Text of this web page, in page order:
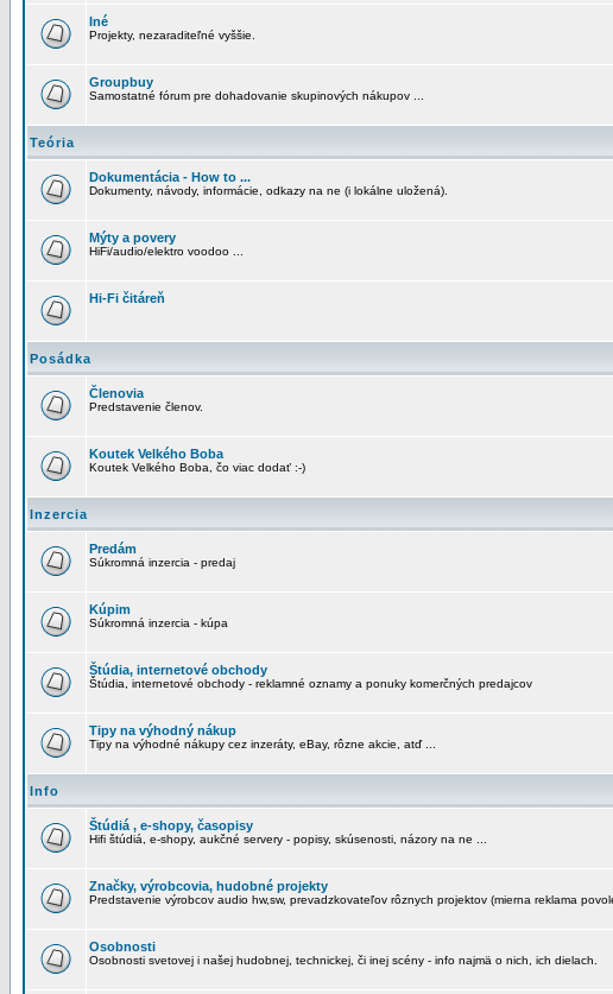
Iné
Projekty, nezaraditeľné vyššie.
Groupbuy
Samostatné fórum pre dohadovanie skupinových nákupov ...
Teória
Dokumentácia - How to ...
Dokumenty, návody, informácie, odkazy na ne (i lokálne uložená).
Mýty a povery
HiFi/audio/elektro voodoo ...
Hi-Fi čitáreň
Posádka
Členovia
Predstavenie členov.
Koutek Velkého Boba
Koutek Velkého Boba, čo viac dodať :-)
Inzercia
Predám
Súkromná inzercia - predaj
Kúpim
Súkromná inzercia - kúpa
Štúdia, internetové obchody
Štúdia, internetové obchody - reklamné oznamy a ponuky komerčných predajcov
Tipy na výhodný nákup
Tipy na výhodné nákupy cez inzeráty, eBay, rôzne akcie, atď ...
Info
Štúdiá , e-shopy, časopisy
Hifi štúdiá, e-shopy, aukčné servery - popisy, skúsenosti, názory na ne ...
Značky, výrobcovia, hudobné projekty
Predstavenie výrobcov audio hw,sw, prevadzkovateľov rôznych projektov (mierna reklama
Osobnosti
Osobnosti svetovej i našej hudobnej, technickej, či inej scény - info najmä o nich, ich dielach.